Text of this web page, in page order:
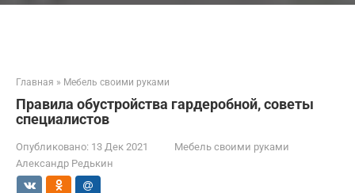
Главная » Мебель своими руками
Правила обустройства гардеробной, советы
специалистов
Опубликовано: 13 Дек 2021
Мебель своими руками
Александр Редькин